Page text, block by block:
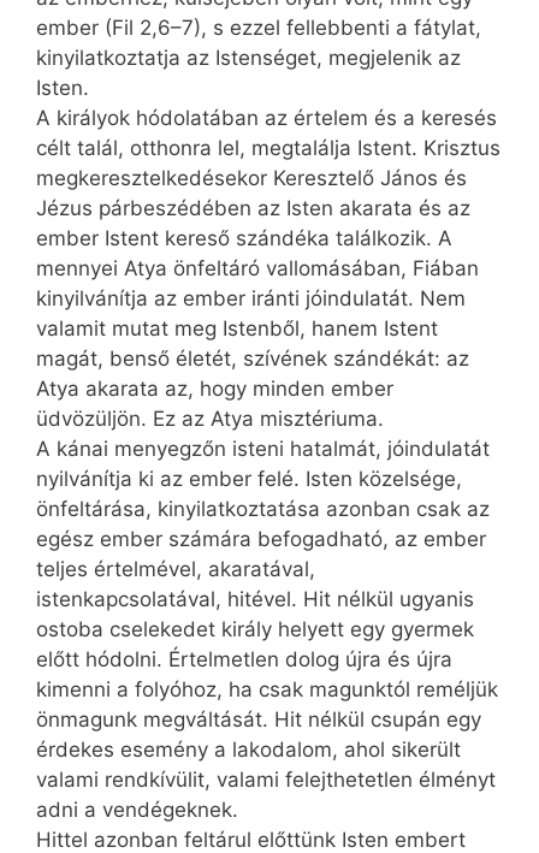
ember (Fil 2,6–7), s ezzel fellebbenti a fátylat,
kinyilatkoztatja az Istenséget, megjelenik az
Isten.
A királyok hódolatában az értelem és a keresés
célt talál, otthonra lel, megtalálja Istent. Krisztus
megkeresztelkedésekor Keresztelő János és
Jézus párbeszédében az Isten akarata és az
ember Istent kereső szándéka találkozik. A
mennyei Atya önfeltáró vallomásában, Fiában
kinyilvánítja az ember iránti jóindulatát. Nem
valamit mutat meg Istenből, hanem Istent
magát, benső életét, szívének szándékát: az
Atya akarata az, hogy minden ember
üdvözüljön. Ez az Atya misztériuma.
A kánai menyegzőn isteni hatalmát, jóindulatát
nyilvánítja ki az ember felé. Isten közelsége,
önfeltárása, kinyilatkoztatása azonban csak az
egész ember számára befogadható, az ember
teljes értelmével, akaratával,
istenkapcsolatával, hitével. Hit nélkül ugyanis
ostoba cselekedet király helyett egy gyermek
előtt hódolni. Értelmetlen dolog újra és újra
kimenni a folyóhoz, ha csak magunktól reméljük
önmagunk megváltását. Hit nélkül csupán egy
érdekes esemény a lakodalom, ahol sikerült
valami rendkívülit, valami felejthetetlen élményt
adni a vendégeknek.
Hittel azonban feltárul előttünk Isten embert